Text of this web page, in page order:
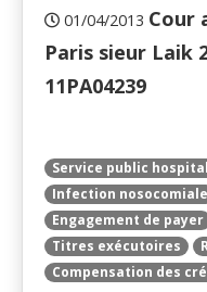
01/04/2013 Cour
Paris sieur Laik
11PA04239
Service public
Infection nosocomiale
Engagement de payer
Titres exécutoires
Compensation des